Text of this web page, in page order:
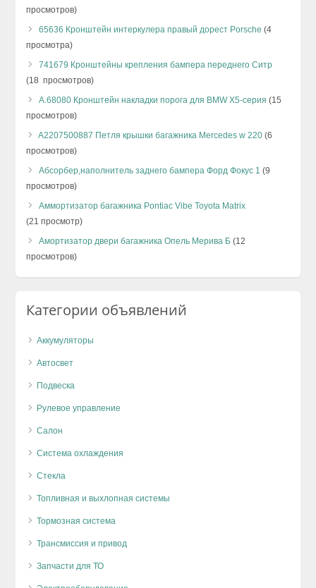
просмотров)
65636 Кронштейн интеркулера правый дорест Porsche (4
просмотра)
741679 Кронштейны крепления бампера переднего Ситр
(18 просмотров)
А.68080 Кронштейн накладки порога для BMW X5-серия (15
просмотров)
A2207500887 Петля крышки багажника Mercedes w 220 (6
просмотров)
Абсорбер,наполнитель заднего бампера Форд Фокус 1 (9
просмотров)
Аммортизатор багажника Pontiac Vibe Toyota Matrix
(21 просмотр)
Амортизатор двери багажника Опель Мерива Б (12
просмотров)
Категории объявлений
Аккумуляторы
Автосвет
Подвеска
Рулевое управление
Салон
Система охлаждения
Стекла
Топливная и выхлопная системы
Тормозная система
Трансмиссия и привод
Запчасти для ТО